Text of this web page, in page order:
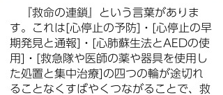
『救命の連鎖』という言葉がありま
す。これは[心停止の予防]・[心停止の早
期発見と通報]・[心肺蘇生法とAEDの使
用]・[救急隊や医師の薬や器具を使用し
た処置と集中治療]の四つの輪が途切れ
ることなくすばやくつながることで、救